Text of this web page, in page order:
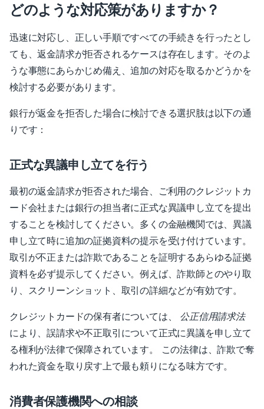
どのような対応策がありますか？
迅速に対応し、正しい手順ですべての手続きを行ったとし
ても、返金請求が拒否されるケースは存在します。そのよ
うな事態にあらかじめ備え、追加の対応を取るかどうかを
検討する必要があります。
銀行が返金を拒否した場合に検討できる選択肢は以下の通
りです：
正式な異議申し立てを行う
最初の返金請求が拒否された場合、ご利用のクレジットカ
ード会社または銀行の担当者に正式な異議申し立てを提出
することを検討してください。多くの金融機関では、異議
申し立て時に追加の証拠資料の提示を受け付けています。
取引が不正または詐欺であることを証明するあらゆる証拠
資料を必ず提示してください。例えば、詐欺師とのやり取
り、スクリーンショット、取引の詳細などが有効です。
クレジットカードの保有者については、 公正信用請求法
により、誤請求や不正取引について正式に異議を申し立て
る権利が法律で保障されています。
この法律は、詐欺で奪
われた資金を取り戻す上で最も頼りになる味方です。
消費者保護機関への相談